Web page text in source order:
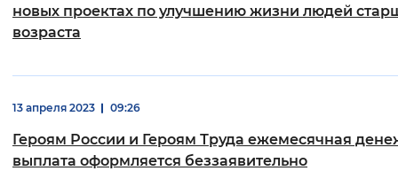
новых проектах по улучшению жизни людей
возраста
13 апреля 2023 09:26
Героям России и Героям Труда ежемесячная
выплата оформляется беззаявительно